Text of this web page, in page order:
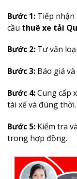
Bước 1: Tiếp
cầu thuê xe tải
Bước 2: Tư vấn
Bước 3: Báo giá
Bước 4:Cung cấp
tài xế và đúng thời.
Bước 5: Kiểm tra
trong hợp đồng.